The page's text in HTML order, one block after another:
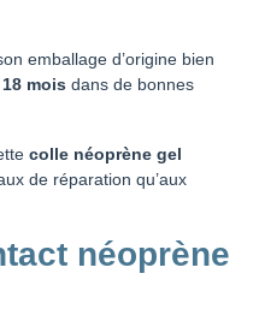
emballage d’origine bien
18 mois dans de bonnes
colle néoprène gel
de réparation qu’aux
néoprène